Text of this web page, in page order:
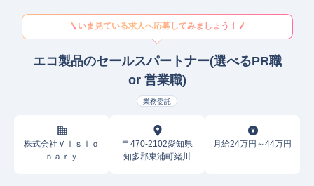
いま見ている求人へ応募してみましょう！
エコ製品のセールスパートナー(選べるPR職
or 営業職)
業務委託
株式会社Ｖｉｓｉｏ
ｎａｒｙ
〒470-2102愛知県
知多郡東浦町緒川
月給24万円～44万円